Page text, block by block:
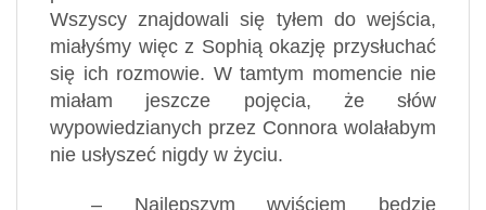
Wszyscy znajdowali się tyłem do wejścia,
miałyśmy więc z Sophią okazję przysłuchać
się ich rozmowie. W tamtym momencie nie
miałam jeszcze pojęcia, że słów
wypowiedzianych przez Connora wolałabym
nie usłyszeć nigdy w życiu.
– Najlepszym wyjściem będzie